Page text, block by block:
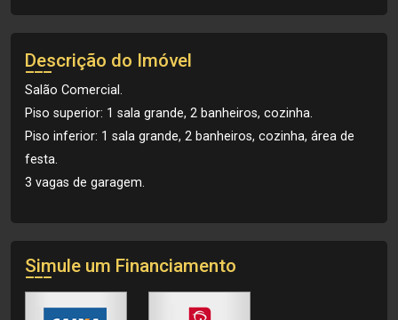
Descrição do Imóvel
Salão Comercial.
Piso superior: 1 sala grande, 2 banheiros, cozinha.
Piso inferior: 1 sala grande, 2 banheiros, cozinha, área de
festa.
3 vagas de garagem.
Simule um Financiamento